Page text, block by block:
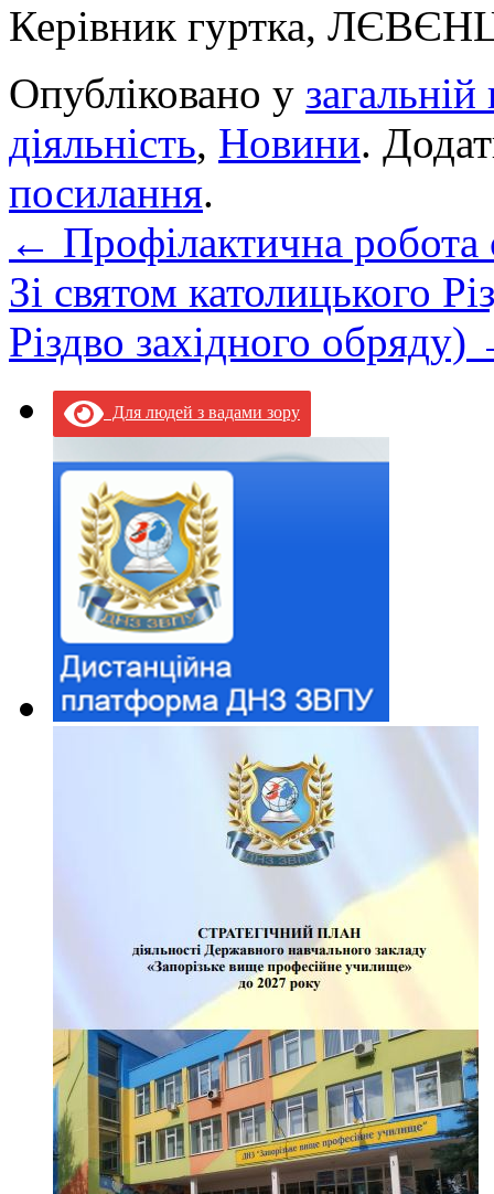
Керівник гуртка,
Опубліковано у загальній
діяльність, Новини.
посилання.
← Профілактична робота
Зі святом католицького
Різдво західного обряду)
Для людей з вадами зору